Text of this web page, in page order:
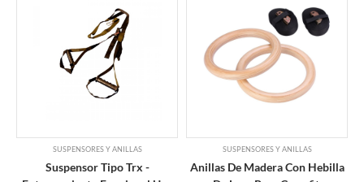
SUSPENSORES Y ANILLAS
Suspensor Tipo Trx -
SUSPENSORES Y ANILLAS
Anillas De Madera Con Hebilla